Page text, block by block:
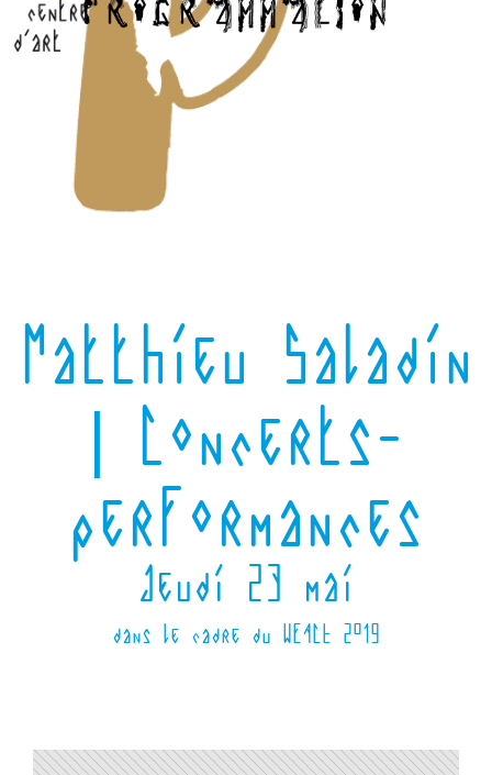
Matthieu Saladin
| Concerts-
performances
Jeudi 23 mai
dans le cadre du WEACT 2019